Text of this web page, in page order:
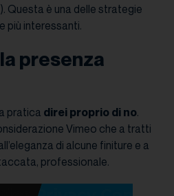
Questa è una delle strategie
più interessanti.
presenza
pratica direi proprio di no.
Vimeo che a tratti
di alcune finiture e a
professionale.